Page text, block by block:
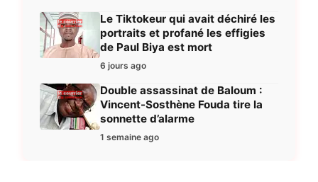
Le Tiktokeur qui avait déchiré les
portraits et profané les effigies
de Paul Biya est mort
6 jours ago
Double assassinat de Baloum :
Vincent-Sosthène Fouda tire la
sonnette d’alarme
1 semaine ago